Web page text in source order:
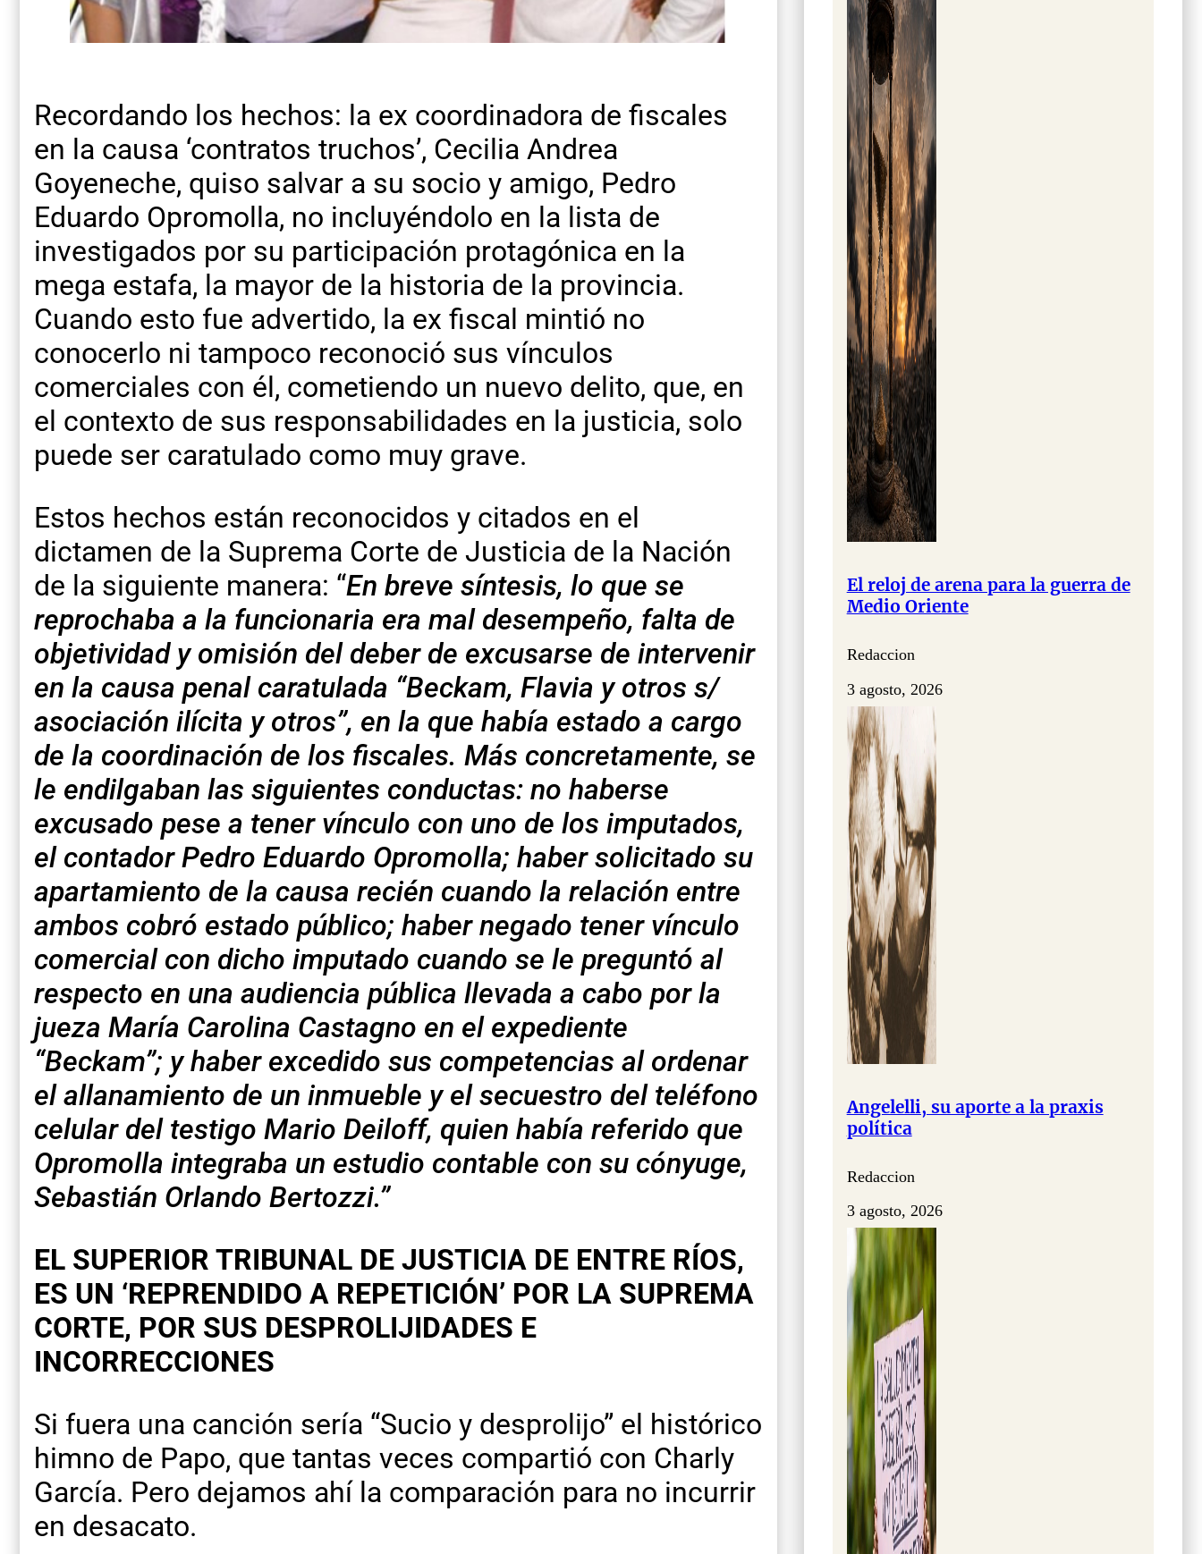
Recordando los hechos: la ex coordinadora de fiscales
en la causa ‘contratos truchos’, Cecilia Andrea
Goyeneche, quiso salvar a su socio y amigo, Pedro
Eduardo Opromolla, no incluyéndolo en la lista de
investigados por su participación protagónica en la
mega estafa, la mayor de la historia de la provincia.
Cuando esto fue advertido, la ex fiscal mintió no
conocerlo ni tampoco reconoció sus vínculos
comerciales con él, cometiendo un nuevo delito, que, en
el contexto de sus responsabilidades en la justicia, solo
puede ser caratulado como muy grave.
Estos hechos están reconocidos y citados en el
dictamen de la Suprema Corte de Justicia de la Nación
de la siguiente manera: “En breve síntesis, lo que se
reprochaba a la funcionaria era mal desempeño, falta de
objetividad y omisión del deber de excusarse de intervenir
en la causa penal caratulada “Beckam, Flavia y otros s/
asociación ilícita y otros”, en la que había estado a cargo
de la coordinación de los fiscales. Más concretamente, se
le endilgaban las siguientes conductas: no haberse
excusado pese a tener vínculo con uno de los imputados,
el contador Pedro Eduardo Opromolla; haber solicitado su
apartamiento de la causa recién cuando la relación entre
ambos cobró estado público; haber negado tener vínculo
comercial con dicho imputado cuando se le preguntó al
respecto en una audiencia pública llevada a cabo por la
jueza María Carolina Castagno en el expediente
“Beckam”; y haber excedido sus competencias al ordenar
el allanamiento de un inmueble y el secuestro del teléfono
celular del testigo Mario Deiloff, quien había referido que
Opromolla integraba un estudio contable con su cónyuge,
Sebastián Orlando Bertozzi.”
EL SUPERIOR TRIBUNAL DE JUSTICIA DE ENTRE RÍOS,
ES UN ‘REPRENDIDO A REPETICIÓN’ POR LA SUPREMA
CORTE, POR SUS DESPROLIJIDADES E
INCORRECCIONES
Si fuera una canción sería “Sucio y desprolijo” el histórico
himno de Papo, que tantas veces compartió con Charly
García. Pero dejamos ahí la comparación para no incurrir
en desacato.
El reloj de arena para la guerra de
Medio Oriente
Redaccion
3 agosto, 2026
Angelelli, su aporte a la praxis
política
Redaccion
3 agosto, 2026